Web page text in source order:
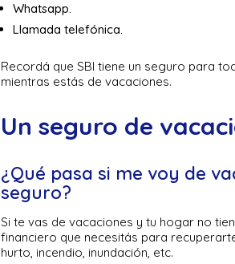
Whatsapp.
Llamada telefónica.
Recordá que SBI tiene un seguro para
mientras estás de vacaciones.
Un seguro de
¿Qué pasa si me voy de
seguro?
Si te vas de vacaciones y tu hogar no
financiero que necesitás para
hurto, incendio, inundación, etc.